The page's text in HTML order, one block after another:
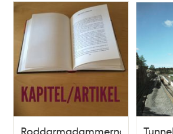
Roddarmadammerna